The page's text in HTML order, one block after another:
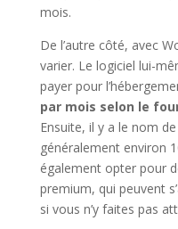
mois.
De l’autre côté, avec
varier. Le logiciel lui-
payer pour
par mois selon le
Ensuite, il y a le nom
généralement environ
également opter pour
premium, qui peuvent
si vous n’y faites pas